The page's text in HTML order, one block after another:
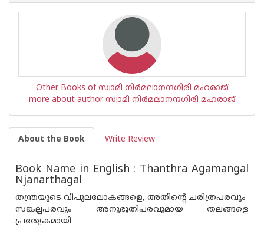
Other Books of സ്വാമി നിര്‍മലാനന്ദഗിരി മഹരാജ്‌
more about author സ്വാമി നിര്‍മലാനന്ദഗിരി മഹരാജ്‌
About the Book Write Review
Book Name in English : Thanthra Agamangal
Njanarthagal
തന്ത്രയുടെ വിപുലലോകങ്ങളെ, അതിന്റെ ചരിത്രപരവും
സങ്കല്പപരവും അനുഭൂതിപരവുമായ തലങ്ങളെ
പ്രത്യേകമായി